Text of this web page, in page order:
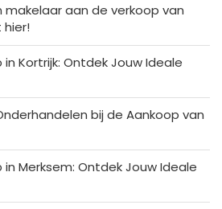
aan de verkoop van
Kortrijk: Ontdek Jouw Ideale
bij de Aankoop van
Merksem: Ontdek Jouw Ideale